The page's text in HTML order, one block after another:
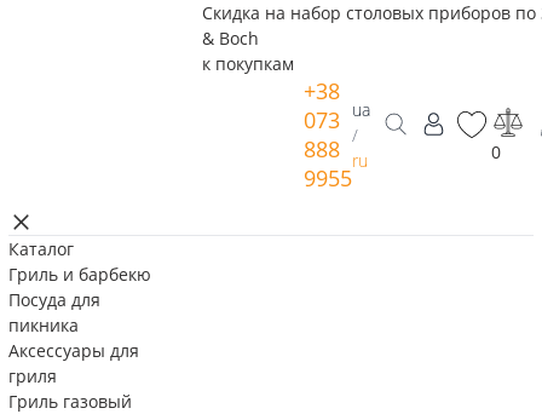
Скидка на набор столовых приборов
& Boch
к покупкам
+38
073
888
9955
ua
/
ru
0
Каталог
Гриль и барбекю
Посуда для
пикника
Аксессуары для
гриля
Гриль газовый